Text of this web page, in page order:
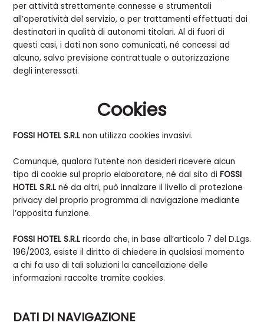
per attività strettamente connesse e strumentali
all’operatività del servizio, o per trattamenti effettuati dai
destinatari in qualità di autonomi titolari. Al di fuori di
questi casi, i dati non sono comunicati, né concessi ad
alcuno, salvo previsione contrattuale o autorizzazione
degli interessati.
Cookies
FOSSI HOTEL S.R.Lnon utilizza cookies invasivi.
Comunque, qualora l’utente non desideri ricevere alcun
tipo di cookie sul proprio elaboratore, né dal sito di FOSSI
HOTEL S.R.Lné da altri, può innalzare il livello di protezione
privacy del proprio programma di navigazione mediante
l’apposita funzione.
FOSSI HOTEL S.R.Lricorda che, in base all’articolo 7 del D.Lgs.
196/2003, esiste il diritto di chiedere in qualsiasi momento
a chi fa uso di tali soluzioni la cancellazione delle
informazioni raccolte tramite cookies.
DATI DI NAVIGAZIONE